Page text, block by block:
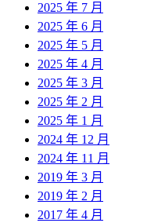
2025 年 7 月
2025 年 6 月
2025 年 5 月
2025 年 4 月
2025 年 3 月
2025 年 2 月
2025 年 1 月
2024 年 12 月
2024 年 11 月
2019 年 3 月
2019 年 2 月
2017 年 4 月